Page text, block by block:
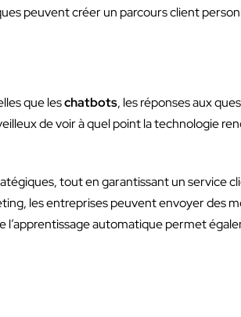
peuvent créer un parcours client
que leschatbots, les réponses aux
de voir à quel point la technologie
tout en garantissant un service
les entreprises peuvent envoyer des
l’apprentissage automatique permet